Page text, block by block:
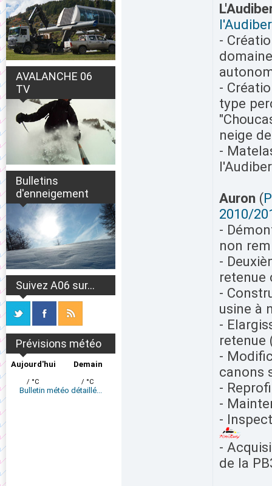
AVALANCHE 06
TV
Bulletins
d'enneigement
Suivez A06 sur...
Prévisions météo
Aujourd'hui
/ °C
Demain
/ °C
Bulletin météo détaillé...
-
-
type
neige
-
Auron (
2010/
-
non
-
retenue
-
usine à
-
retenue
-
canons
-
-
-
-
de la